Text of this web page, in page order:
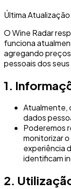
Última
O Wine Radar
funciona
agregando
pessoais dos
1.
Atualmente,
dados
Poderemos
monitorizar
experiência
identificam
2.